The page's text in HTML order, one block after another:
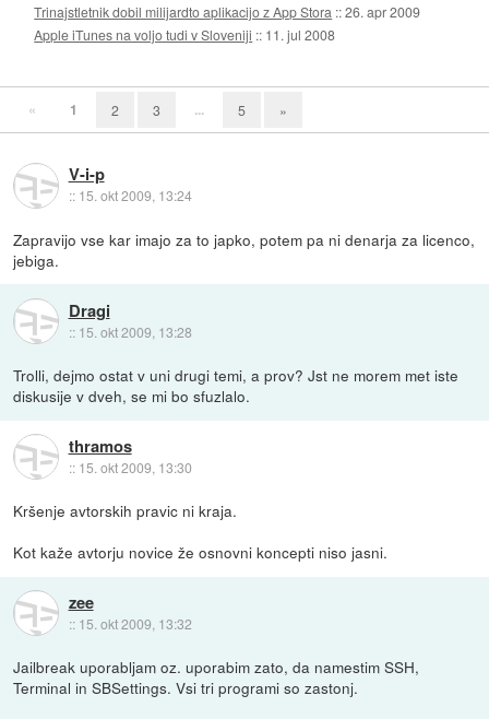
Trinajstletnik dobil milijardto aplikacijo z App Stora ::26. apr 2009
Apple iTunes na voljo tudi v Sloveniji :: 11. jul 2008
« 1 2 3 ... 5 »
V-i-p
:: 15. okt 2009, 13:24
Zapravijo vse kar imajo za to japko, potem pa ni denarja za licenco,
jebiga.
Dragi
:: 15. okt 2009, 13:28
Trolli, dejmo ostat v uni drugi temi, a prov? Jst ne morem met iste
diskusije v dveh, se mi bo sfuzlalo.
thramos
:: 15. okt 2009, 13:30
Kršenje avtorskih pravic ni kraja.
Kot kaže avtorju novice že osnovni koncepti niso jasni.
zee
:: 15. okt 2009, 13:32
Jailbreak uporabljam oz. uporabim zato, da namestim SSH,
Terminal in SBSettings. Vsi tri programi so zastonj.